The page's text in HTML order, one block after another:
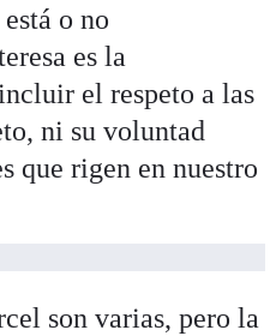
o no
es la
el respeto a las
ni su voluntad
que rigen en nuestro
son varias, pero la